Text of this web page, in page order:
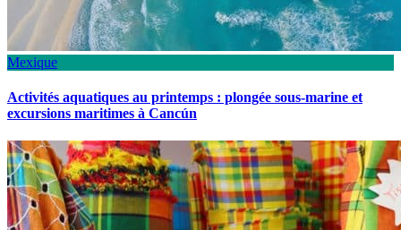
Mexique
Activités aquatiques au printemps : plongée sous-marine et
excursions maritimes à Cancún